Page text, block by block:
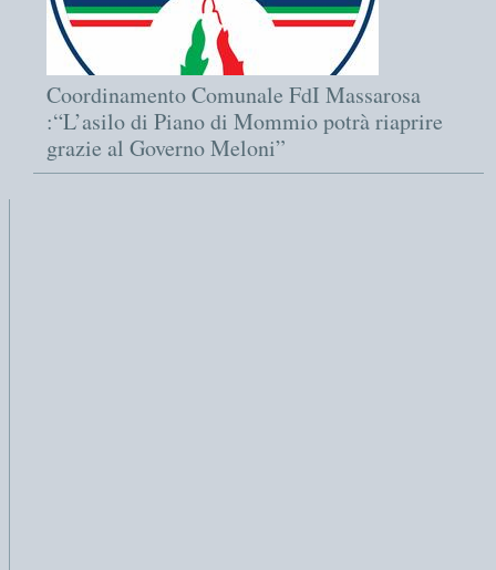
Coordinamento Comunale FdI Massarosa
:“L’asilo di Piano di Mommio potrà riaprire
grazie al Governo Meloni”